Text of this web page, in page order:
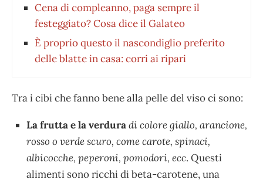
Cena di compleanno, paga sempre il
festeggiato? Cosa dice il Galateo
È proprio questo il nascondiglio preferito
delle blatte in casa: corri ai ripari
Tra i cibi che fanno bene alla pelle del viso ci sono:
La frutta e la verduradi colore giallo, arancione,
rosso o verde scuro, come carote, spinaci,
albicocche, peperoni, pomodori, ecc. Questi
alimenti sono ricchi di beta-carotene, una